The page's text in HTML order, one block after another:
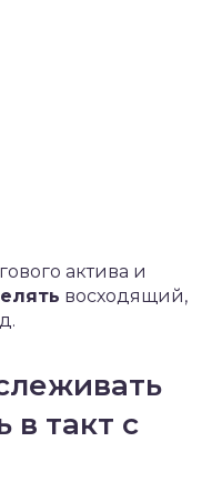
актива и
восходящий,
в такт с